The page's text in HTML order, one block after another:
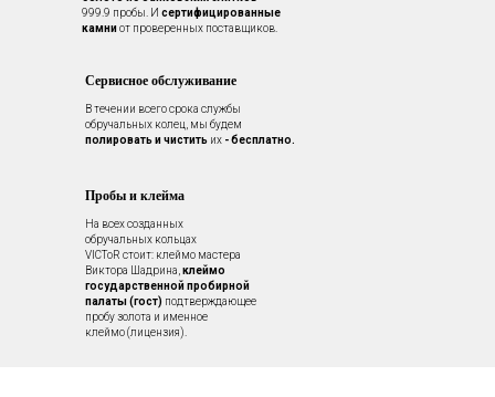
999.9 пробы. И сертифицированные
камниот проверенных поставщиков.
Сервисное обслуживание
В течении всего срока службы
обручальных колец, мы будем
полировать и чистить их - бесплатно.
Пробы и клейма
На всех созданных
обручальных кольцах
VICToR стоит: клеймо мастера
Виктора Шадрина,клеймо
государственной пробирной
палаты (гост) подтверждающее
пробу золота и именное
клеймо (лицензия).